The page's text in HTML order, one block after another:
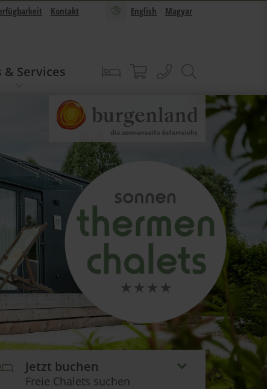
English Magyar
Kontakt
& Services BuchenSonnentherme Shop
anrufen
Jetzt buchen
Freie Chalets suchen